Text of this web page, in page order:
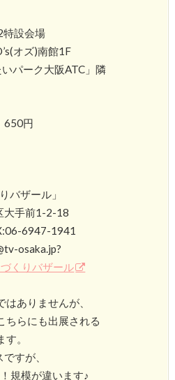
特設会場
オズ)南館1F
パーク大阪ATC」隣
650円
バザール」
大手前1-2-18
6947-1941
osaka.jp?
くりバザール
ありませんが、
ちらにも出展される
。
すが、
！規模が違います♪